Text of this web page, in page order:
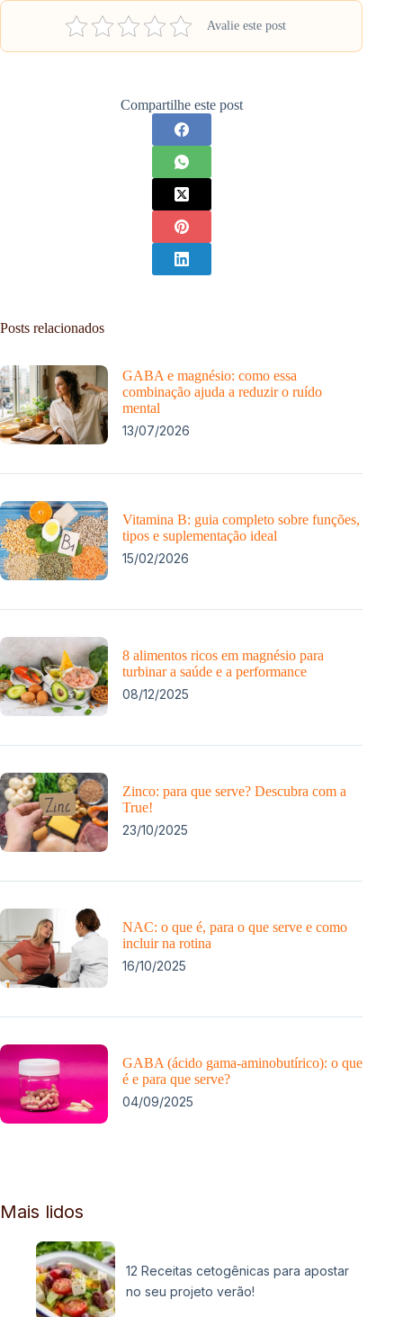
Avalie este post
Compartilhe este post
Posts relacionados
GABA e magnésio: como essa
combinação ajuda a reduzir o ruído
mental
13/07/2026
Vitamina B: guia completo sobre funções,
tipos e suplementação ideal
15/02/2026
8 alimentos ricos em magnésio para
turbinar a saúde e a performance
08/12/2025
Zinco: para que serve? Descubra com a
True!
23/10/2025
NAC: o que é, para o que serve e como
incluir na rotina
16/10/2025
GABA (ácido gama-aminobutírico): o que
é e para que serve?
04/09/2025
Mais lidos
12 Receitas cetogênicas para apostar
no seu projeto verão!